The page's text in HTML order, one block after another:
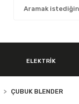
ELEKTRİK
ÇUBUK BLENDER